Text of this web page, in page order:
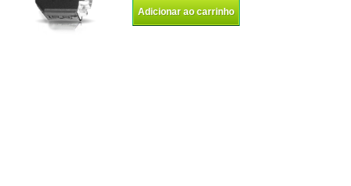
Adicionar ao carrinho